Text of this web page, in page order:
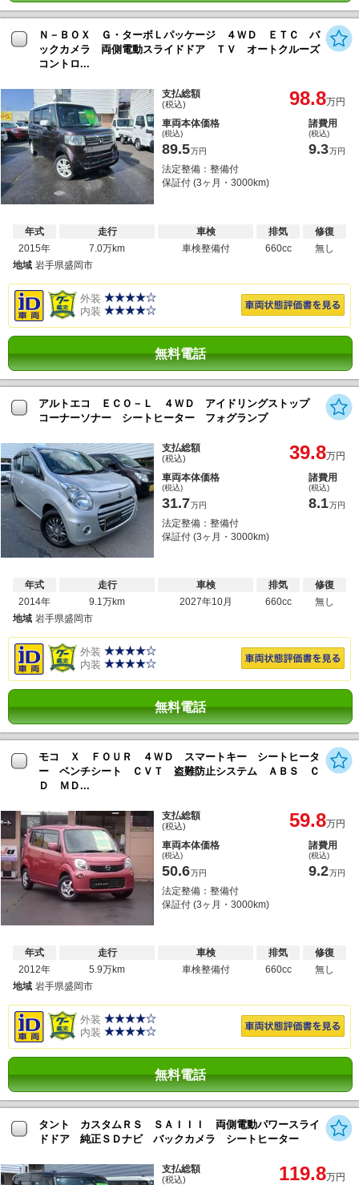
Ｎ－ＢＯＸ Ｇ・ターボＬパッケージ ４ＷＤ ＥＴＣ バ
ックカメラ 両側電動スライドドア ＴＶ オートクルーズ
コントロ...
支払総額
(税込) 98.8万円
車両本体価格
(税込)
89.5万円
諸費用
(税込)
9.3万円
法定整備：整備付
保証付 (3ヶ月・3000km)
年式
2015年
走行
7.0万km
車検
車検整備付
排気
660cc
修復
無し
地域 岩手県盛岡市
外装
内装
無料電話
アルトエコ ＥＣＯ－Ｌ ４ＷＤ アイドリングストップ
コーナーソナー シートヒーター フォグランプ
支払総額
(税込) 39.8万円
車両本体価格
(税込)
31.7万円
諸費用
(税込)
8.1万円
法定整備：整備付
保証付 (3ヶ月・3000km)
年式
2014年
走行
9.1万km
車検
2027年10月
排気
660cc
修復
無し
地域 岩手県盛岡市
外装
内装
無料電話
モコ Ｘ ＦＯＵＲ ４ＷＤ スマートキー シートヒータ
ー ベンチシート ＣＶＴ 盗難防止システム ＡＢＳ Ｃ
Ｄ ＭＤ...
支払総額
(税込) 59.8万円
車両本体価格
(税込)
50.6万円
諸費用
(税込)
9.2万円
法定整備：整備付
保証付 (3ヶ月・3000km)
年式
2012年
走行
5.9万km
車検
車検整備付
排気
660cc
修復
無し
地域 岩手県盛岡市
外装
内装
無料電話
タント カスタムＲＳ ＳＡＩＩＩ 両側電動パワースライ
ドドア 純正ＳＤナビ バックカメラ シートヒーター
支払総額
(税込) 119.8万円